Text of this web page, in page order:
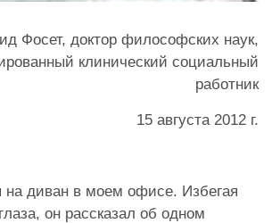
Фосет, доктор философских наук,
клинический социальный
работник
15 августа 2012 г.
на диван в моем офисе. Избегая
он рассказал об одном